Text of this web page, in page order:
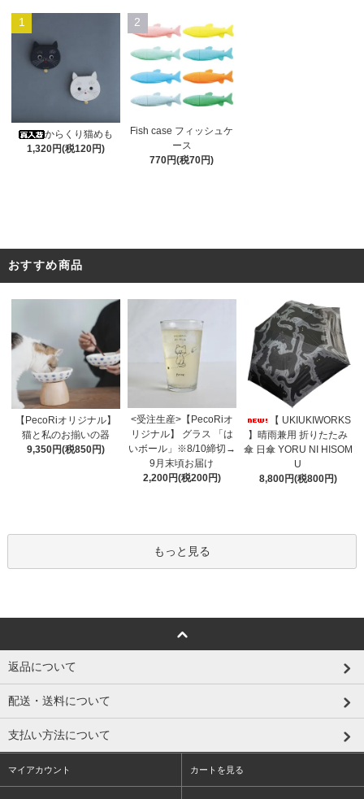
1
からくり猫めも
1,320円(税120円)
2
Fish case フィッシュケ
ース
770円(税70円)
おすすめ商品
【PecoRiオリジナル】
猫と私のお揃いの器
9,350円(税850円)
<受注生産>【PecoRiオ
リジナル】 グラス 「は
いボール」※8/10締切→
9月末頃お届け
2,200円(税200円)
【 UKIUKIWORKS
】晴雨兼用 折りたたみ
傘 日傘 YORU NI HISOM
U
8,800円(税800円)
もっと見る
返品について
配送・送料について
支払い方法について
マイアカウント カートを見る